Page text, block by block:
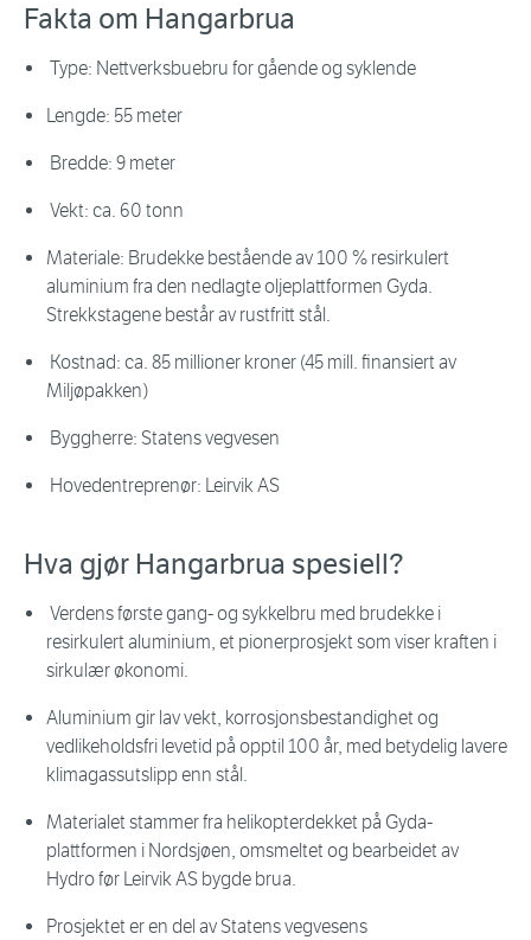
Fakta om Hangarbrua
Type: Nettverksbuebru for gående og syklende
Lengde: 55 meter
Bredde: 9 meter
Vekt: ca. 60 tonn
Materiale: Brudekke bestående av 100 % resirkulert
aluminium fra den nedlagte oljeplattformen Gyda.
Strekkstagene består av rustfritt stål.
Kostnad: ca. 85 millioner kroner (45 mill. finansiert av
Miljøpakken)
Byggherre: Statens vegvesen
Hovedentreprenør: Leirvik AS
Hva gjør Hangarbrua spesiell?
Verdens første gang- og sykkelbru med brudekke i
resirkulert aluminium, et pionerprosjekt som viser kraften i
sirkulær økonomi.
Aluminium gir lav vekt, korrosjonsbestandighet og
vedlikeholdsfri levetid på opptil 100 år, med betydelig lavere
klimagassutslipp enn stål.
Materialet stammer fra helikopterdekket på Gyda-
plattformen i Nordsjøen, omsmeltet og bearbeidet av
Hydro før Leirvik AS bygde brua.
Prosjektet er en del av Statens vegvesens